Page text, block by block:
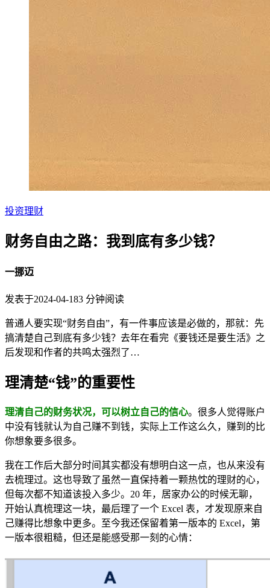
投资理财
财务自由之路：我到底有多少钱？
一挪迈
发表于2024-04-183 分钟阅读
普通人要实现“财务自由”，有一件事应该是必做的，那就：先
搞清楚自己到底有多少钱？去年在看完《要钱还是要生活》之
后发现和作者的共鸣太强烈了…
理清楚“钱”的重要性
理清自己的财务状况，可以树立自己的信心。很多人觉得账户
中没有钱就认为自己赚不到钱，实际上工作这么久，赚到的比
你想象要多很多。
我在工作后大部分时间其实都没有想明白这一点，也从来没有
去梳理过。这也导致了虽然一直保持着一颗热忱的理财的心，
但每次都不知道该投入多少。20 年，居家办公的时候无聊，
开始认真梳理这一块，最后理了一个 Excel 表，才发现原来自
己赚得比想象中更多。至今我还保留着第一版本的 Excel，第
一版本很粗糙，但还是能感受那一刻的心情：